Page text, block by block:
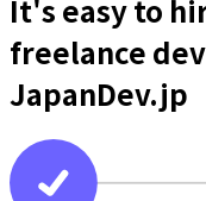
It's easy to
freelance
JapanDev.jp